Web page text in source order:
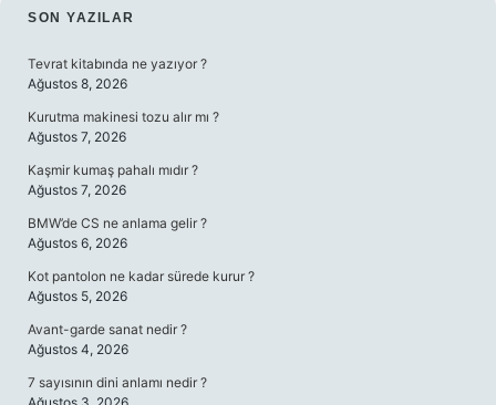
SIDEBAR
SON YAZILAR
Tevrat kitabında ne yazıyor ?
Ağustos 8, 2026
Kurutma makinesi tozu alır mı ?
Ağustos 7, 2026
Kaşmir kumaş pahalı mıdır ?
Ağustos 7, 2026
BMW’de CS ne anlama gelir ?
Ağustos 6, 2026
Kot pantolon ne kadar sürede kurur ?
Ağustos 5, 2026
Avant-garde sanat nedir ?
Ağustos 4, 2026
7 sayısının dini anlamı nedir ?